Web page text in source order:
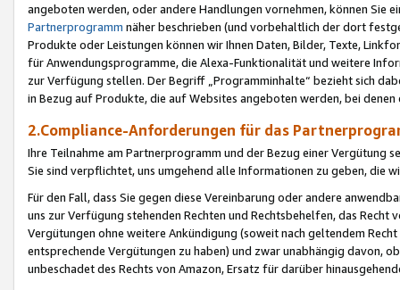
angeboten werden, oder andere Handlungen vornehmen, können Sie
Partnerprogramm näher beschrieben (und vorbehaltlich der dort
Produkte oder Leistungen können wir Ihnen Daten, Bilder, Texte,
für Anwendungsprogramme, die Alexa-Funktionalität und weitere
zur Verfügung stellen. Der Begriff „Programminhalte“ bezieht sich
in Bezug auf Produkte, die auf Websites angeboten werden, bei
2.Compliance-Anforderungen für das
Ihre Teilnahme am Partnerprogramm und der Bezug einer Vergütung
Sie sind verpflichtet, uns umgehend alle Informationen zu geben, die
Für den Fall, dass Sie gegen diese Vereinbarung oder andere
uns zur Verfügung stehenden Rechten und Rechtsbehelfen, das
Vergütungen ohne weitere Ankündigung (soweit nach geltendem
entsprechende Vergütungen zu haben) und zwar unabhängig davon,
unbeschadet des Rechts von Amazon, Ersatz für darüber